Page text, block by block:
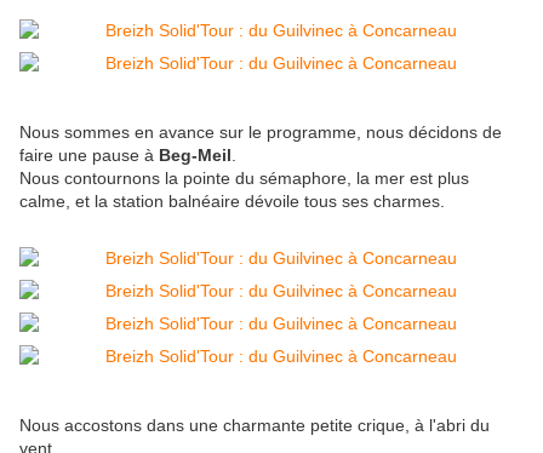
Nous sommes en avance sur le programme, nous décidons de
faire une pause à Beg-Meil
Nous contournons la pointe du sémaphore, la mer est plus
calme, et la station balnéaire dévoile tous ses charmes.
Nous accostons dans une charmante petite crique, à l'abri du
vent.